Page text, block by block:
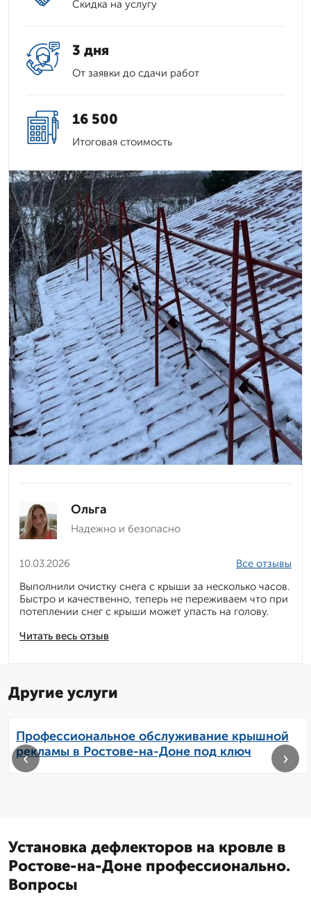
Скидка на услугу
3 дня
От заявки до сдачи работ
16 500
Итоговая стоимость
Ольга
Надежно и безопасно
10.03.2026
Читать весь отзыв
Все отзывы
Выполнили очистку снега с крыши за несколько часов.
Быстро и качественно, теперь не переживаем что при
потеплении снег с крыши может упасть на голову.
Другие услуги
Профессиональное обслуживание крышной
рекламы в Ростове-на-Доне под ключ
‹ ›
Установка дефлекторов на кровле в
Ростове-на-Доне профессионально.
Вопросы